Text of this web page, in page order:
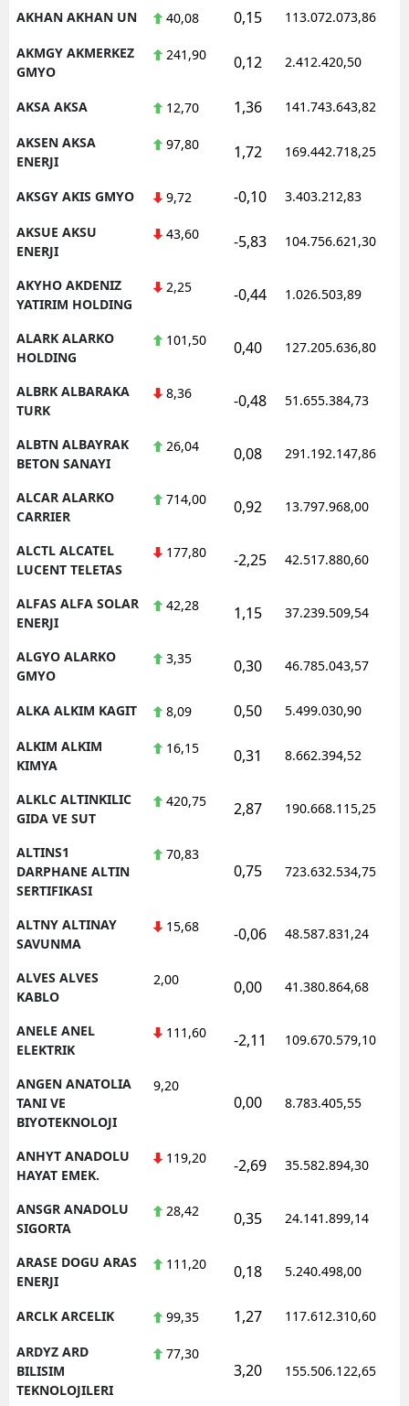
AKHAN AKHAN UN 40,08 0,15 113.072.073,86
AKMGY AKMERKEZ
GMYO
241,90 0,12 2.412.420,50
AKSA AKSA 12,70 1,36 141.743.643,82
AKSEN AKSA
ENERJI
97,80 1,72 169.442.718,25
AKSGY AKIS GMYO 9,72 -0,10 3.403.212,83
AKSUE AKSU
ENERJI
43,60 -5,83 104.756.621,30
AKYHO AKDENIZ
YATIRIM HOLDING
2,25 -0,44 1.026.503,89
ALARK ALARKO
HOLDING
101,50 0,40 127.205.636,80
ALBRK ALBARAKA
TURK
8,36 -0,48 51.655.384,73
ALBTN ALBAYRAK
BETON SANAYI
26,04 0,08 291.192.147,86
ALCAR ALARKO
CARRIER
714,00 0,92 13.797.968,00
ALCTL ALCATEL
LUCENT TELETAS
177,80 -2,25 42.517.880,60
ALFAS ALFA SOLAR
ENERJI
42,28 1,15 37.239.509,54
ALGYO ALARKO
GMYO
3,35 0,30 46.785.043,57
ALKA ALKIM KAGIT 8,09 0,50 5.499.030,90
ALKIM ALKIM
KIMYA
16,15 0,31 8.662.394,52
ALKLC ALTINKILIC
GIDA VE SUT
420,75 2,87 190.668.115,25
ALTINS1
DARPHANE ALTIN
SERTIFIKASI
70,83
0,75 723.632.534,75
ALTNY ALTINAY
SAVUNMA
15,68 -0,06 48.587.831,24
ALVES ALVES
KABLO
2,00 0,00 41.380.864,68
ANELE ANEL
ELEKTRIK
111,60 -2,11 109.670.579,10
ANGEN ANATOLIA
TANI VE
BIYOTEKNOLOJI
9,20
0,00 8.783.405,55
ANHYT ANADOLU
HAYAT EMEK.
119,20 -2,69 35.582.894,30
ANSGR ANADOLU
SIGORTA
28,42 0,35 24.141.899,14
ARASE DOGU ARAS
ENERJI
111,20 0,18 5.240.498,00
ARCLK ARCELIK 99,35 1,27 117.612.310,60
ARDYZ ARD
BILISIM
TEKNOLOJILERI
77,30
3,20 155.506.122,65